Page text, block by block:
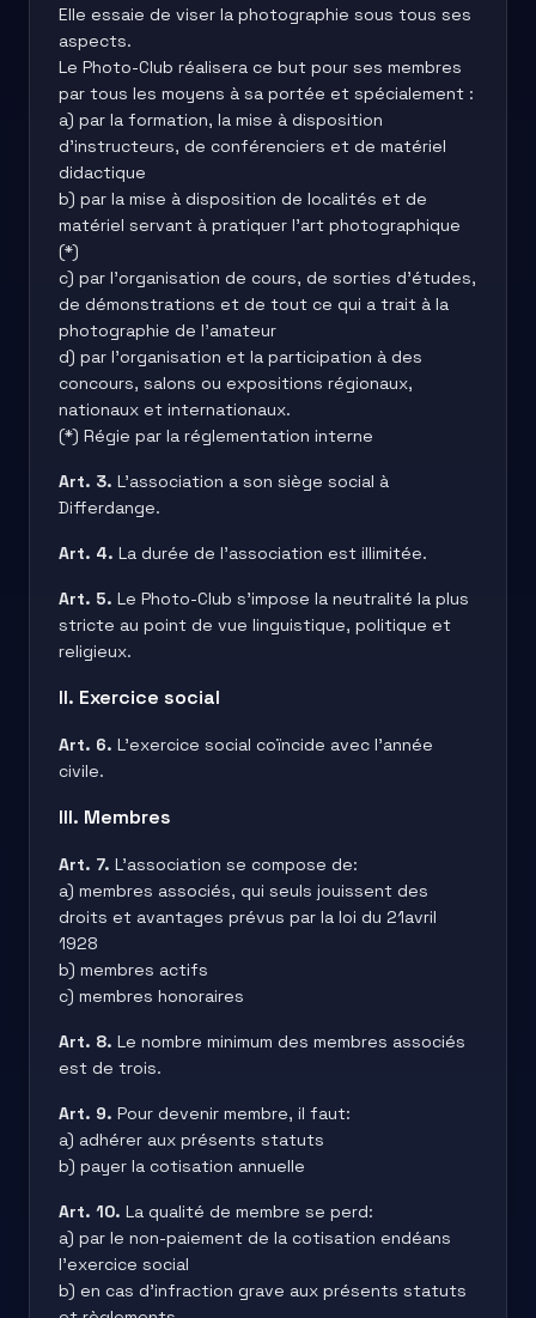
Elle essaie de viser la photographie sous tous ses
aspects.
Le Photo-Club réalisera ce but pour ses membres
par tous les moyens à sa portée et spécialement :
a) par la formation, la mise à disposition
d’instructeurs, de conférenciers et de matériel
didactique
b) par la mise à disposition de localités et de
matériel servant à pratiquer l’art photographique
(*)
c) par l’organisation de cours, de sorties d’études,
de démonstrations et de tout ce qui a trait à la
photographie de l’amateur
d) par l’organisation et la participation à des
concours, salons ou expositions régionaux,
nationaux et internationaux.
(*) Régie par la réglementation interne
Art. 3. L’association a son siège social à
Differdange.
Art. 4. La durée de l’association est illimitée.
Art. 5. Le Photo-Club s’impose la neutralité la plus
stricte au point de vue linguistique, politique et
religieux.
II. Exercice social
Art. 6. L’exercice social coïncide avec l’année
civile.
III. Membres
Art. 7. L’association se compose de:
a) membres associés, qui seuls jouissent des
droits et avantages prévus par la loi du 21avril
1928
b) membres actifs
c) membres honoraires
Art. 8. Le nombre minimum des membres associés
est de trois.
Art. 9. Pour devenir membre, il faut:
a) adhérer aux présents statuts
b) payer la cotisation annuelle
Art. 10. La qualité de membre se perd:
a) par le non-paiement de la cotisation endéans
l’exercice social
b) en cas d’infraction grave aux présents statuts